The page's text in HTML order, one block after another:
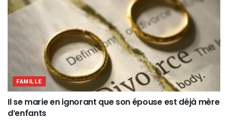
FAMILLE
Il se marie en ignorant que son épouse est déjà mère
d’enfants